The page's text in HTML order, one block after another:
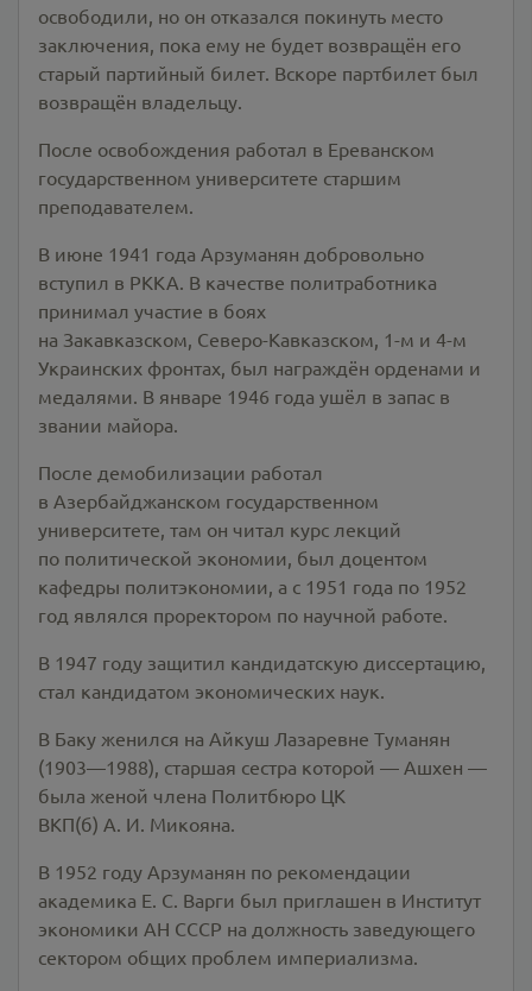
освободили, но он отказался покинуть место
заключения, пока ему не будет возвращён его
старый партийный билет. Вскоре партбилет был
возвращён владельцу.
После освобождения работал в Ереванском
государственном университете старшим
преподавателем.
В июне 1941 года Арзуманян добровольно
вступил в РККА. В качестве политработника
принимал участие в боях
на Закавказском, Северо-Кавказском, 1-м и 4-м
Украинских фронтах, был награждён орденами и
медалями. В январе 1946 года ушёл в запас в
звании майора.
После демобилизации работал
в Азербайджанском государственном
университете, там он читал курс лекций
по политической экономии, был доцентом
кафедры политэкономии, а с 1951 года по 1952
год являлся проректором по научной работе.
В 1947 году защитил кандидатскую диссертацию,
стал кандидатом экономических наук.
В Баку женился на Айкуш Лазаревне Туманян
(1903—1988), старшая сестра которой — Ашхен —
была женой члена Политбюро ЦК
ВКП(б) А. И. Микояна.
В 1952 году Арзуманян по рекомендации
академика Е. С. Варги был приглашен в Институт
экономики АН СССР на должность заведующего
сектором общих проблем империализма.